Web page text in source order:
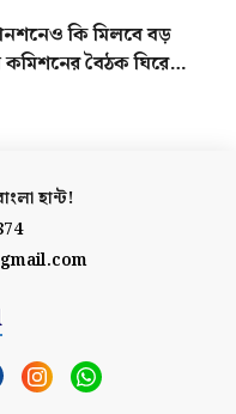
কি মিলবে বড়
বৈঠক ঘিরে
হান্ট!